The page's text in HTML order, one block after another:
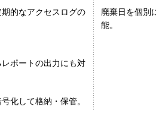
的なアクセスログの
廃棄日を個別
能。
ポートの出力にも対
化して格納・保管。